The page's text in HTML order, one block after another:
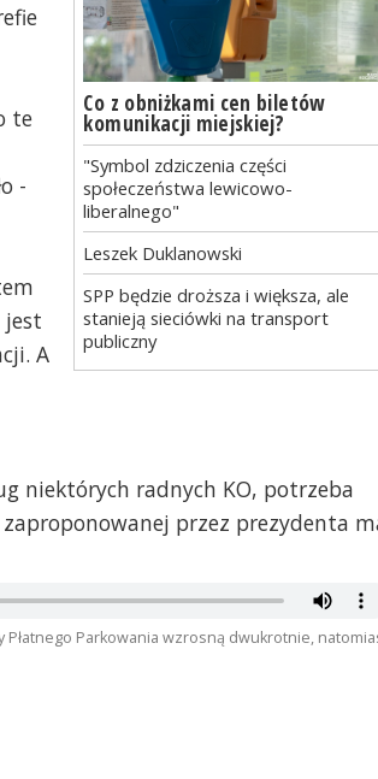
Co z obniżkami cen biletów
komunikacji miejskiej?
"Symbol zdziczenia części
społeczeństwa lewicowo-
liberalnego"
Leszek Duklanowski
SPP będzie droższa i większa, ale
stanieją sieciówki na transport
publiczny
te
-
jest
A
niektórych radnych KO, potrzeba
przez prezydenta
Parkowania wzrosną dwukrotnie,